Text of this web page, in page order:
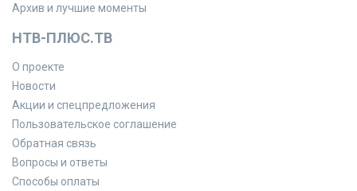
Архив и лучшие моменты
НТВ-ПЛЮС.ТВ
О проекте
Новости
Акции и спецпредложения
Пользовательское соглашение
Обратная связь
Вопросы и ответы
Способы оплаты